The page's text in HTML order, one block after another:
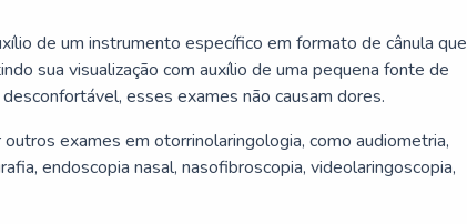
de um instrumento específico em formato de cânula que
sua visualização com auxílio de uma pequena fonte de
esses exames não causam dores.
exames em otorrinolaringologia, como audiometria,
endoscopia nasal, nasofibroscopia, videolaringoscopia,